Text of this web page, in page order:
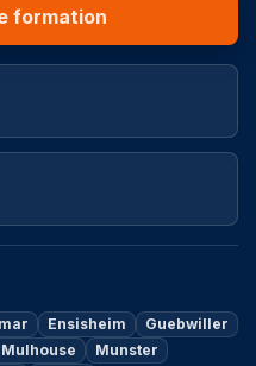
formation
Ensisheim
Guebwiller
Mulhouse
Munster